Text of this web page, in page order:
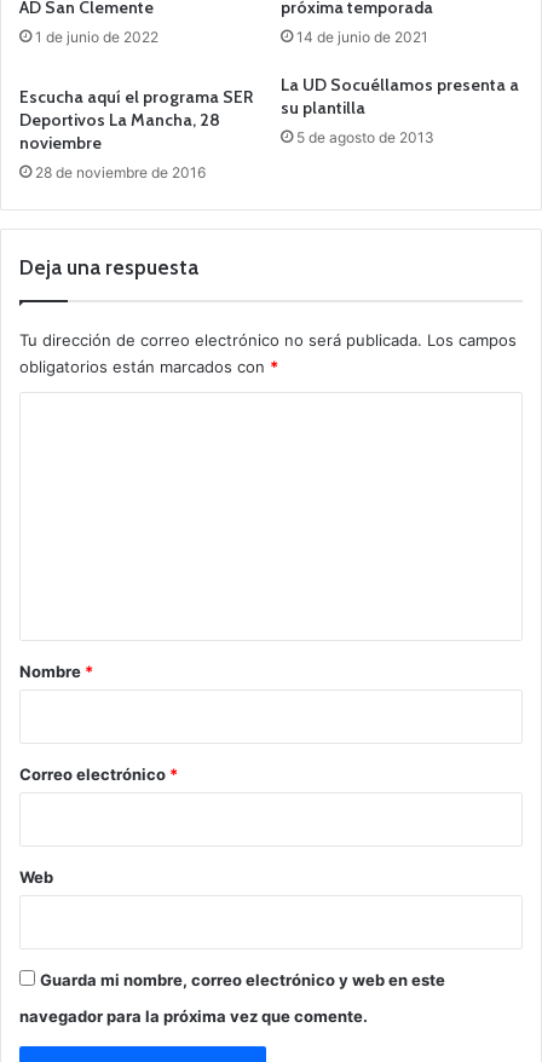
AD San Clemente
1 de junio de 2022
próxima temporada
14 de junio de 2021
Escucha aquí el programa SER
Deportivos La Mancha, 28
noviembre
28 de noviembre de 2016
La UD Socuéllamos presenta a
su plantilla
5 de agosto de 2013
Deja una respuesta
Tu dirección de correo electrónico no será publicada. Los campos
obligatorios están marcados con *
r
*
Nombre *
Correo electrónico *
Web
Guarda mi nombre, correo electrónico y web en este
navegador para la próxima vez que comente.